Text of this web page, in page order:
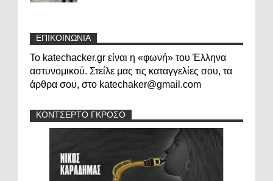
ΕΠΙΚΟΙΝΩΝΙΑ
Το katechacker.gr είναι η «φωνή» του Έλληνα
αστυνομικού. Στείλε μας τις καταγγελίες σου, τα
άρθρα σου, στο katechaker@gmail.com
ΚΟΝΤΣΕΡΤΟ ΓΚΡΟΣΟ